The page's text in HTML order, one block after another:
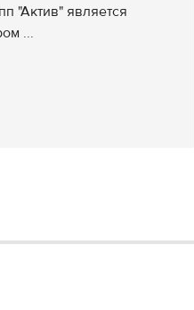
"Актив" является
...